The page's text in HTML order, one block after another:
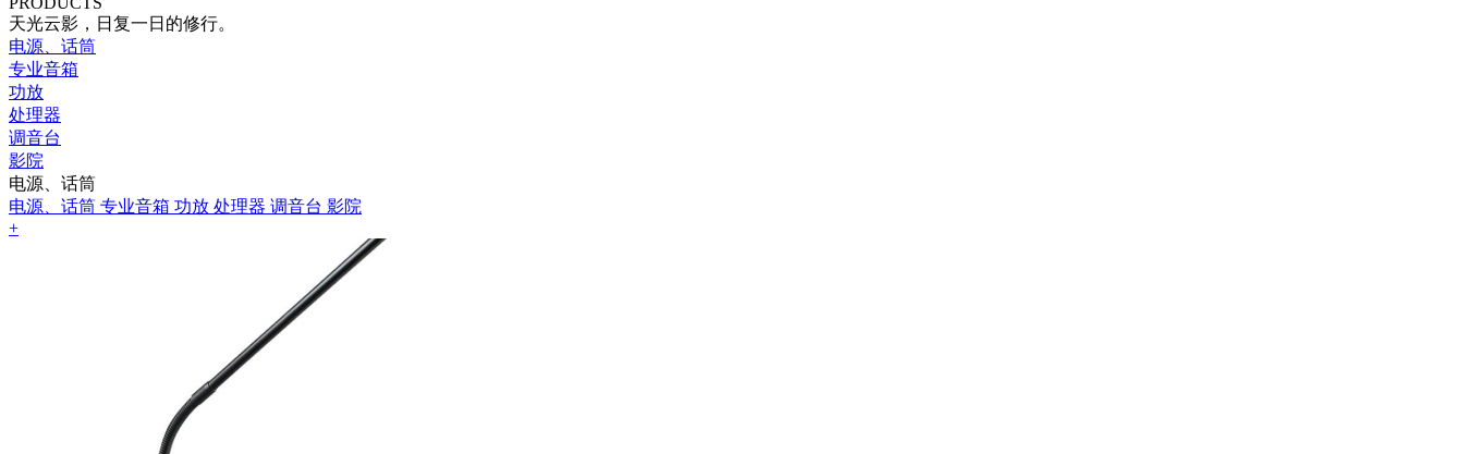
天光云影，日复一日的修行。
电源、话筒
专业音箱
功放
处理器
调音台
影院
电源、话筒
电源、话筒 专业音箱 功放 处理器 调音台 影院
+